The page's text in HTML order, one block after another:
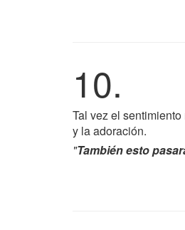
10.
Tal vez el
y la adoración.
"También esto